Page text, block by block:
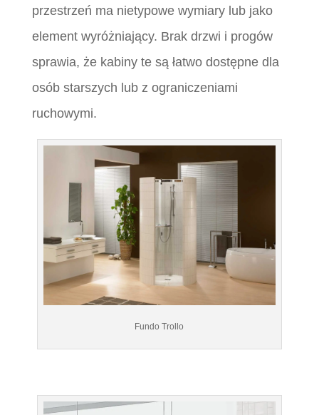
przestrzeń ma nietypowe wymiary lub jako
element wyróżniający. Brak drzwi i progów
sprawia, że kabiny te są łatwo dostępne dla
osób starszych lub z ograniczeniami
ruchowymi.
Fundo Trollo